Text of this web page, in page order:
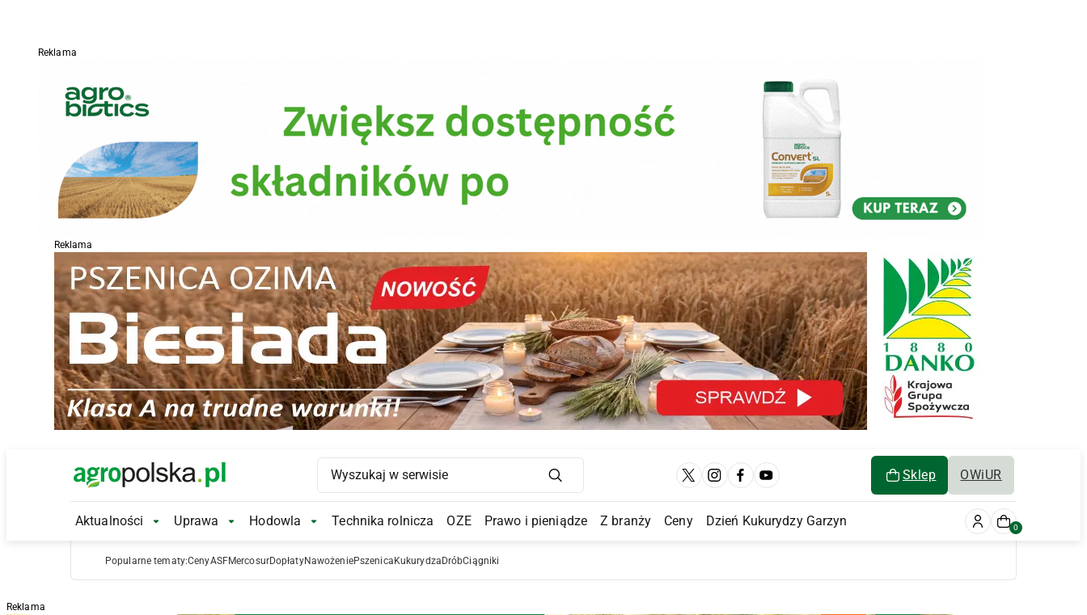
Reklama
Reklama
Main Logo Sklep OWiUR
Main Navigation
Aktualności Aktualności Submenu
Uprawa Uprawa Submenu
Hodowla Hodowla Submenu
Technika rolnicza OZE Prawo i pieniądze Z branży Ceny Dzień Kukurydzy Garzyn 0
Popularne tematy:CenyASFMercosurDopłatyNawożeniePszenica Kukurydza DróbCiągniki
Reklama